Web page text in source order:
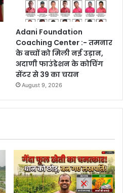
Adani Foundation
Coaching Center :- तमनार
के बच्चों को मिली नई उड़ान,
अदाणी फाउंडेशन के कोचिंग
सेंटर से 39 का चयन
August 9, 2026